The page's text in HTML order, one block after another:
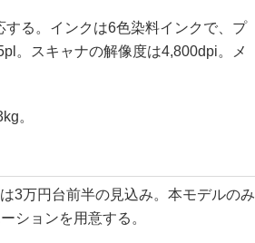
る。インクは6色染料インクで、プ
。スキャナの解像度は4,800dpi。メ
。
3万円台前半の見込み。本モデルのみ
ションを用意する。